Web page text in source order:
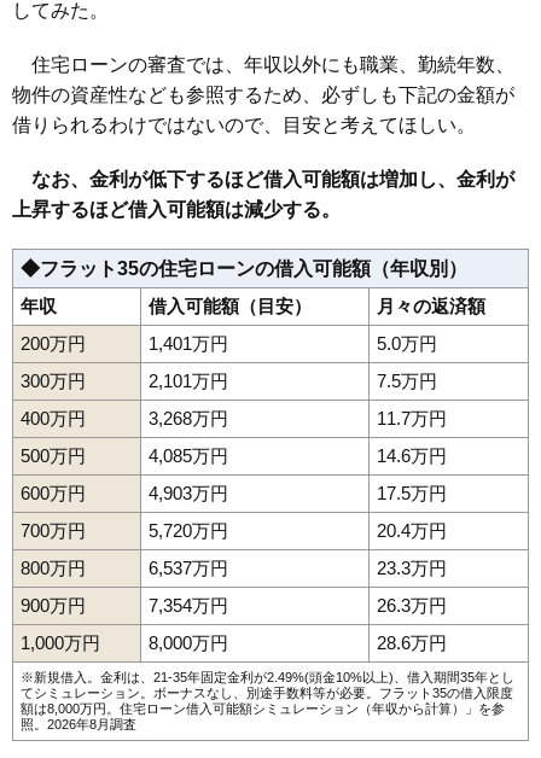
してみた。
住宅ローンの審査では、年収以外にも職業、勤続年数、
物件の資産性なども参照するため、必ずしも下記の金額が
借りられるわけではないので、目安と考えてほしい。
なお、金利が低下するほど借入可能額は増加し、金利が
上昇するほど借入可能額は減少する。
◆フラット35の住宅ローンの借入可能額（年収別）
年収
借入可能額（目安）
月々の返済額
200万円
1,401万円
5.0万円
300万円
2,101万円
7.5万円
400万円
3,268万円
11.7万円
500万円
4,085万円
14.6万円
600万円
4,903万円
17.5万円
700万円
5,720万円
20.4万円
800万円
6,537万円
23.3万円
900万円
7,354万円
26.3万円
1,000万円
8,000万円 28.6万円
※新規借入。金利は、21-35年固定金利が2.49%(頭金10%以上)、借入期間35年とし
てシミュレーション。ボーナスなし、別途手数料等が必要。フラット35の借入限度
額は8,000万円。 住宅ローン借入可能額シミュレーション（年収から計算）
」を参
照。2026年8月調査